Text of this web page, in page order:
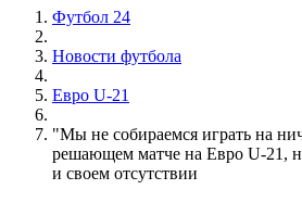
Футбол 24
Новости футбола
Евро U-21
"Мы не собираемся играть на
решающем матче на Евро U-21,
и своем отсутствии